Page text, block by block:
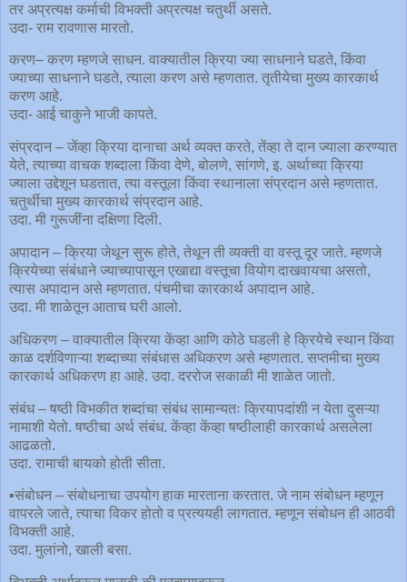
तर अप्रत्यक्ष कर्माची विभक्ती अप्रत्यक्ष चतुर्थी असते.
उदा- राम रावणास मारतो.
करण– करण म्हणजे साधन. वाक्यातील क्रिया ज्या साधनाने घडते, किंवा
ज्याच्या साधनाने घडते, त्याला करण असे म्हणतात. तृतीयेचा मुख्य कारकार्थ
करण आहे.
उदा- आई चाकुने भाजी कापते.
संप्रदान – जेंव्हा क्रिया दानाचा अर्थ व्यक्त करते, तेंव्हा ते दान ज्याला करण्यात
येते, त्याच्या वाचक शब्दाला किंवा देणे, बोलणे, सांगणे, इ. अर्थाच्या क्रिया
ज्याला उद्देशून घडतात, त्या वस्तूला किंवा स्थानाला संप्रदान असे म्हणतात.
चतुर्थीचा मुख्य कारकार्थ संप्रदान आहे.
उदा. मी गुरूजींना दक्षिणा दिली.
अपादान – क्रिया जेथून सुरू होते, तेथून ती व्यक्ती वा वस्तू दूर जाते. म्हणजे
क्रियेच्या संबंधाने ज्याच्यापासून एखाद्या वस्तूचा वियोग दाखवायचा असतो,
त्यास अपादान असे म्हणतात. पंचमीचा कारकार्थ अपादान आहे.
उदा. मी शाळेतून आताच घरी आलो.
अधिकरण – वाक्यातील क्रिया केंव्हा आणि कोठे घडली हे क्रियेचे स्थान किंवा
काळ दर्शविणाऱ्या शब्दाच्या संबंधास अधिकरण असे म्हणतात. सप्तमीचा मुख्य
कारकार्थ अधिकरण हा आहे. उदा. दररोज सकाळी मी शाळेत जातो.
संबंध – षष्ठी विभकीत शब्दांचा संबंध सामान्यतः क्रियापदांशी न येता दुसऱ्या
नामाशी येतो. षष्ठीचा अर्थ संबंध. केंव्हा केंव्हा षष्ठीलाही कारकार्थ असलेला
आढळतो.
उदा. रामाची बायको होती सीता.
▪️संबोधन – संबोधनाचा उपयोग हाक मारताना करतात. जे नाम संबोधन म्हणून
वापरले जाते, त्याचा विकर होतो व प्रत्ययही लागतात. म्हणून संबोधन ही आठवी
विभक्ती आहे.
उदा. मुलांनो, खाली बसा.